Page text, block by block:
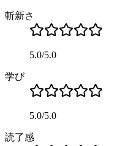
斬新さ
5.0/5.0
学び
5.0/5.0
読了感